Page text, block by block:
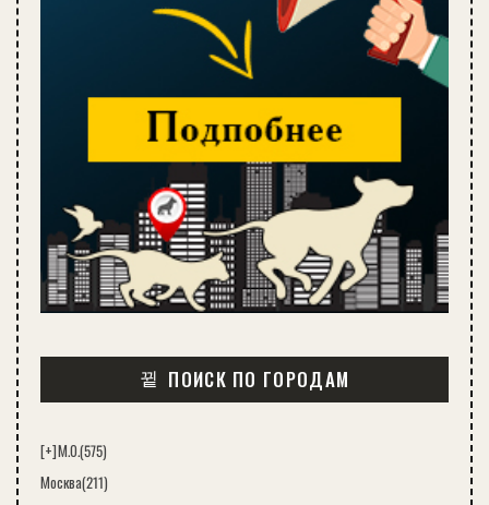
ПОИСК ПО ГОРОДАМ
[+]М.О.(575)
Москва(211)